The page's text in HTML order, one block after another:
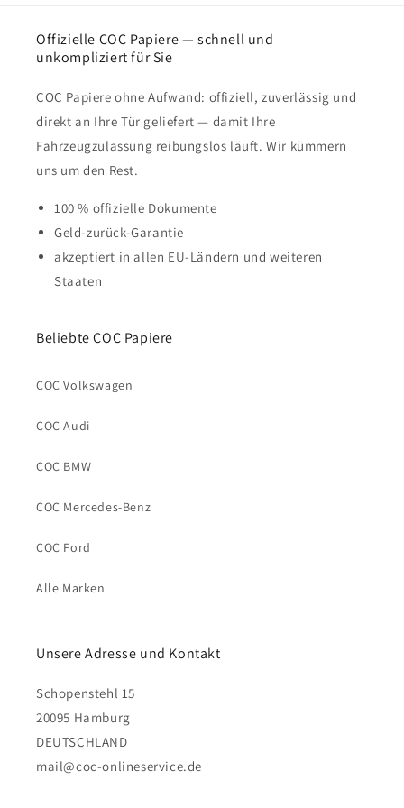
Offizielle COC Papiere — schnell und
unkompliziert für Sie
COC Papiere ohne Aufwand: offiziell, zuverlässig und
direkt an Ihre Tür geliefert — damit Ihre
Fahrzeugzulassung reibungslos läuft. Wir kümmern
uns um den Rest.
100 % offizielle Dokumente
Geld-zurück-Garantie
akzeptiert in allen EU-Ländern und weiteren
Staaten
Beliebte COC Papiere
COC Volkswagen
COC Audi
COC BMW
COC Mercedes-Benz
COC Ford
Alle Marken
Unsere Adresse und Kontakt
Schopenstehl 15
20095 Hamburg
DEUTSCHLAND
mail@coc-onlineservice.de